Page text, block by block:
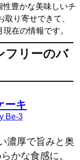
豊かな美味しいチ
り寄せできて、
在の情報です。
フリーのバ
ーキ
Be-3
濃厚で旨みと奥
かな食感に。